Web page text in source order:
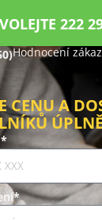
222
Hodnocení
CENU A